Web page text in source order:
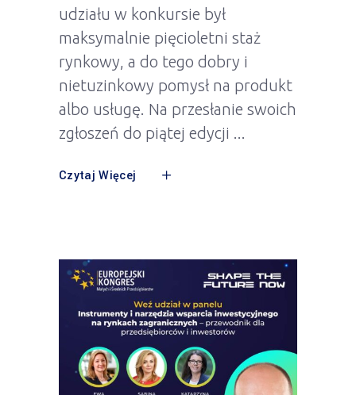
udziału w konkursie był
maksymalnie pięcioletni staż
rynkowy, a do tego dobry i
nietuzinkowy pomysł na produkt
albo usługę. Na przesłanie swoich
zgłoszeń do piątej edycji
Czytaj Więcej